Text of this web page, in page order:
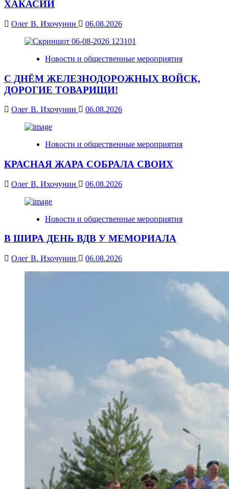
ХАКАСИИ
Олег В. Ихочунин 06.08.2026
Новости и общественные мероприятия
С ДНЁМ ЖЕЛЕЗНОДОРОЖНЫХ ВОЙСК,
ДОРОГИЕ ТОВАРИЩИ!
Олег В. Ихочунин 06.08.2026
Новости и общественные мероприятия
КРАСНАЯ ЖАРА СОБРАЛА СВОИХ
Олег В. Ихочунин 06.08.2026
Новости и общественные мероприятия
В ШИРА ДЕНЬ ВДВ У МЕМОРИАЛА
Олег В. Ихочунин 06.08.2026